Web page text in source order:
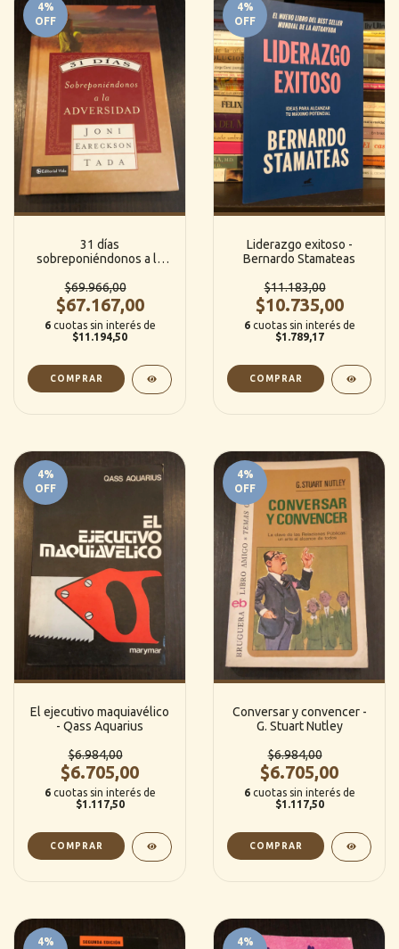
4%
OFF
31 días
sobreponiéndonos a la
Eareckson Tada
$69.966,00
$67.167,00
6 cuotas sin interés de
$11.194,50
4%
OFF
Liderazgo exitoso -
Bernardo Stamateas
$11.183,00
$10.735,00
6 cuotas sin interés de
$1.789,17
4%
OFF
El ejecutivo maquiavélico
- Qass Aquarius
$6.984,00
$6.705,00
6 cuotas sin interés de
$1.117,50
4%
OFF
Conversar y convencer -
G. Stuart Nutley
$6.984,00
$6.705,00
6 cuotas sin interés de
$1.117,50
4% 4%